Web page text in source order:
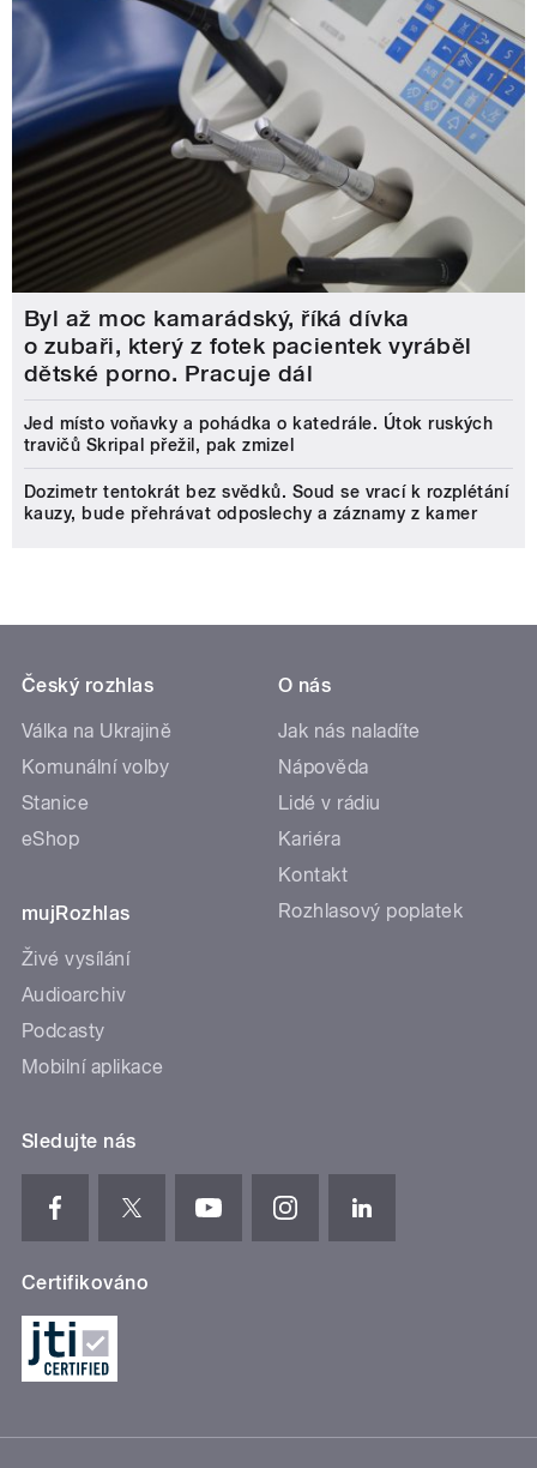
Byl až moc kamarádský, říká dívka
o zubaři, který z fotek pacientek vyráběl
dětské porno. Pracuje dál
Jed místo voňavky a pohádka o katedrále. Útok ruských
travičů Skripal přežil, pak zmizel
Dozimetr tentokrát bez svědků. Soud se vrací k rozplétání
kauzy, bude přehrávat odposlechy a záznamy z kamer
Český rozhlas
Válka na Ukrajině
Komunální volby
Stanice
eShop
mujRozhlas
Živé vysílání
Audioarchiv
Podcasty
Mobilní aplikace
O nás
Jak nás naladíte
Nápověda
Lidé v rádiu
Kariéra
Kontakt
Rozhlasový poplatek
Sledujte nás
Certifikováno